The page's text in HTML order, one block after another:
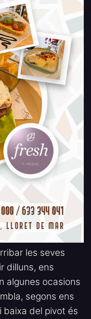
les seves
dilluns, ens
algunes ocasions
segons ens
baixa del pivot és